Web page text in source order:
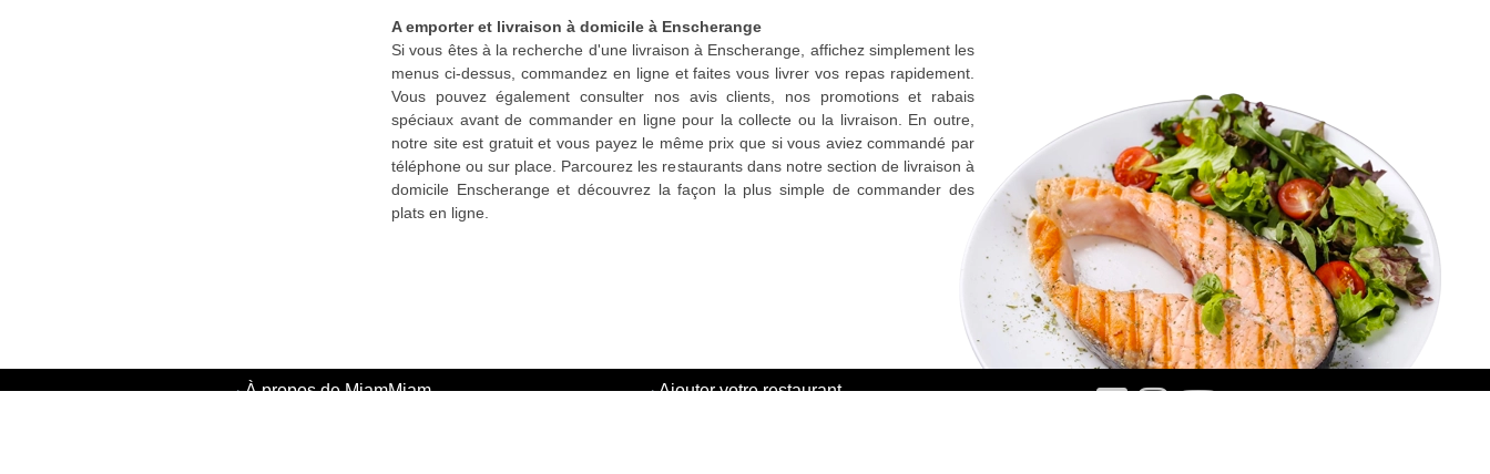
A emporter et livraison à domicile à Enscherange
Si vous êtes à la recherche d'une livraison à Enscherange, affichez simplement les
menus ci-dessus, commandez en ligne et faites vous livrer vos repas rapidement.
Vous pouvez également consulter nos avis clients, nos promotions et rabais
spéciaux avant de commander en ligne pour la collecte ou la livraison. En outre,
notre site est gratuit et vous payez le même prix que si vous aviez commandé par
téléphone ou sur place. Parcourez les restaurants dans notre section de livraison à
domicile Enscherange et découvrez la façon la plus simple de commander des
plats en ligne.
·À propos de MiamMiam
·Ajouter votre restaurant